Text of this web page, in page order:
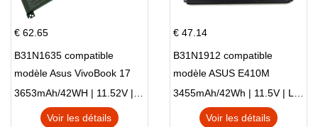
€ 62.65
B31N1635 compatible
modèle Asus VivoBook 17
X705NC X705UA X705UV
X705UN X705UD
3653mAh/42WH | 11.52V | Li-ion ...
Voir les détails
€ 47.14
B31N1912 compatible
modèle ASUS E410M
E410MA L410MA
3455mAh/42Wh | 11.5V | Li-ion ...
Voir les détails